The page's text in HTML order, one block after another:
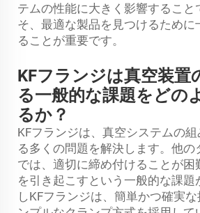
テムの性能に大きく影響すること
そ、最適な製品を見つけるために
ることが重要です。
KFフランジは真空装置
る一般的な課題をどの
るか？
KFフランジは、真空システムの
る多くの問題を解決します。他の
では、適切に締め付けることが困
を引き起こすという一般的な課
しKFフランジは、簡単かつ確実